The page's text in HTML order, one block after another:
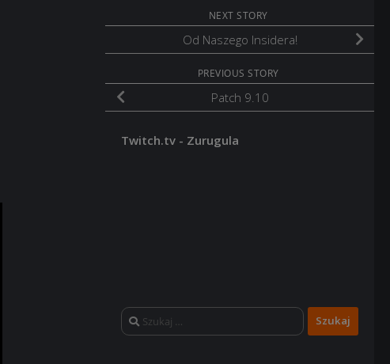
NEXT STORY
Od Naszego Insidera!
PREVIOUS STORY
Patch 9.10
Twitch.tv - Zurugula
Szukaj: